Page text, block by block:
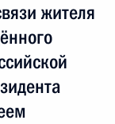
жителя